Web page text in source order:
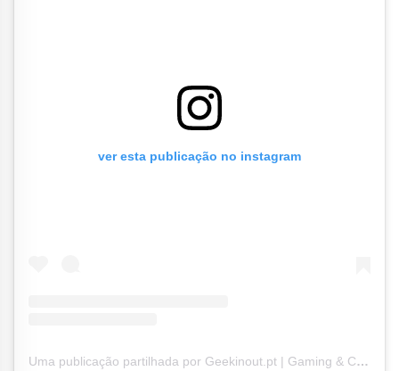
ver esta publicação no instagram
Uma publicação partilhada por Geekinout.pt | Gaming & Cultura Geek (@geekinout.pt)